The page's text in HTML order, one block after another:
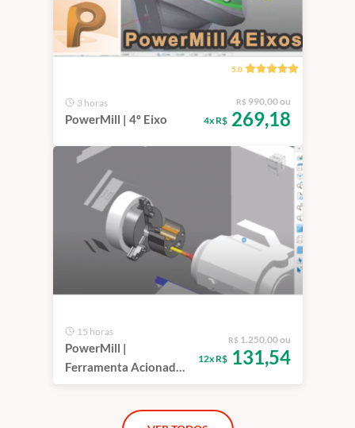
5.0
3 horas
PowerMill | 4º Eixo
R$ 990,00 ou
4x R$269,18
15 horas
PowerMill |
Ferramenta Acionada |
Centro de
R$ 1.250,00 ou
12x R$131,54